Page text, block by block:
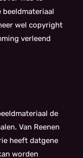
wel copyright
verleend
de
Van Reenen
heeft datgene
worden